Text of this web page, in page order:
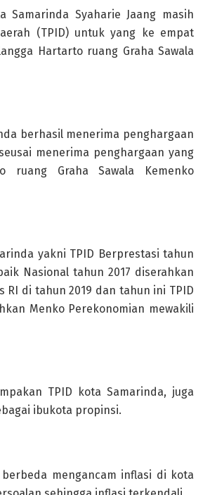
Samarinda Syaharie Jaang masih
(TPID) untuk yang ke empat
Hartarto ruang Graha Sawala
berhasil menerima penghargaan
menerima penghargaan yang
ruang Graha Sawala Kemenko
yakni TPID Berprestasi tahun
Nasional tahun 2017 diserahkan
RI di tahun 2019 dan tahun ini TPID
Menko Perekonomian mewakili
TPID kota Samarinda, juga
ibukota propinsi.
mengancam inflasi di kota